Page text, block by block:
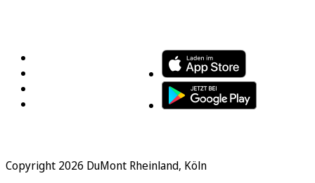
Copyright 2026 DuMont Rheinland, Köln